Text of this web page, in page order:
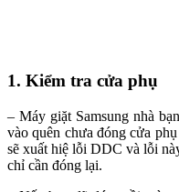
1. Kiểm tra cửa phụ
– Máy giặt Samsung nhà
vào quên chưa đóng cửa
sẽ xuất hiệ lỗi DDC và lỗi
chỉ cần đóng lại.